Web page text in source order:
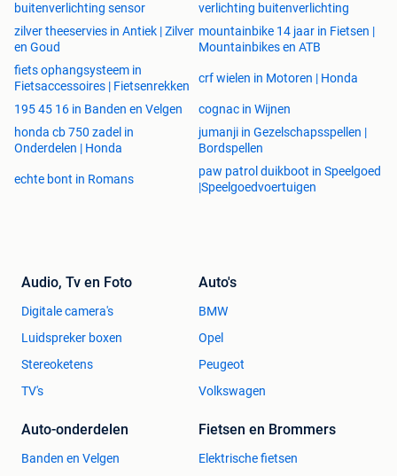
buitenverlichting sensor
verlichting buitenverlichting
zilver theeservies in Antiek | Zilver
en Goud
mountainbike 14 jaar in Fietsen |
Mountainbikes en ATB
fiets ophangsysteem in
Fietsaccessoires | Fietsenrekken
crf wielen in Motoren | Honda
195 45 16 in Banden en Velgen
cognac in Wijnen
honda cb 750 zadel in
Onderdelen | Honda
jumanji in Gezelschapsspellen |
Bordspellen
echte bont in Romans
paw patrol duikboot in Speelgoed
|Speelgoedvoertuigen
Audio, Tv en Foto
Digitale camera's
Luidspreker boxen
Stereoketens
TV's
Auto's
BMW
Opel
Peugeot
Volkswagen
Auto-onderdelen
Banden en Velgen
Fietsen en Brommers
Elektrische fietsen